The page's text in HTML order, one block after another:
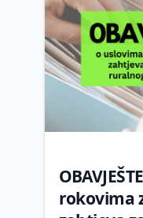
rokovima